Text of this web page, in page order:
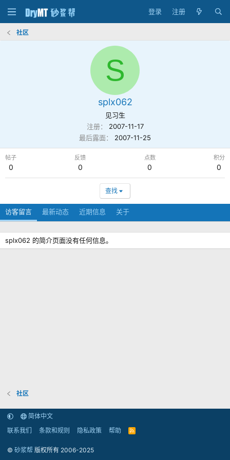
登录 注册
社区
S
splx062
见习生
注册
2007-11-17
最后露面
2007-11-25
帖子
0
反馈
0
点数
0
积分
0
查找
访客留言 最新动态 近期信息 关于
splx062 的简介页面没有任何信息。
社区
简体中文
联系我们
条款和规则 隐私政策 帮助
R
© 砂浆帮 版权所有 2006-2025